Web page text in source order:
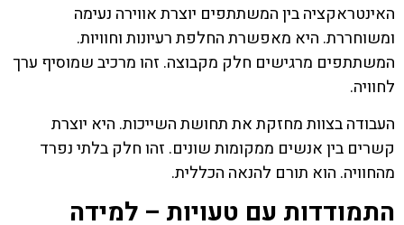
האינטראקציה בין המשתתפים יוצרת אווירה נעימה
ומשוחררת. היא מאפשרת החלפת רעיונות וחוויות.
המשתתפים מרגישים חלק מקבוצה. זהו מרכיב שמוסיף ערך
לחוויה.
העבודה בצוות מחזקת את תחושת השייכות. היא יוצרת
קשרים בין אנשים ממקומות שונים. זהו חלק בלתי נפרד
מהחוויה. הוא תורם להנאה הכללית.
התמודדות עם טעויות – למידה